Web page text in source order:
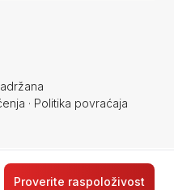
Proverite raspoloživost
· Politika povraćaja